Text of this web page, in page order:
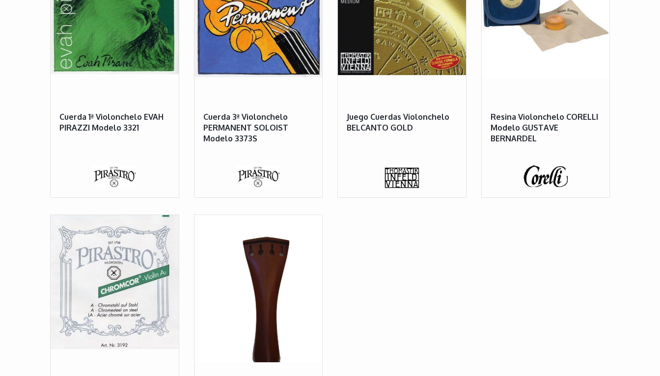
Cuerda 1ª Violonchelo EVAH
PIRAZZI Modelo 3321
Cuerda 3ª Violonchelo
PERMANENT SOLOIST
Modelo 3373S
Juego Cuerdas Violonchelo
BELCANTO GOLD
Resina Violonchelo CORELLI
Modelo GUSTAVE
BERNARDEL